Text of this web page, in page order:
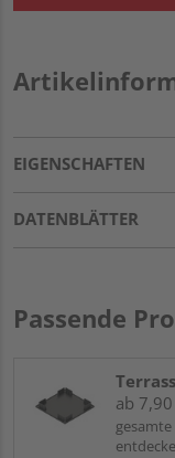
EIGENSCHAFTEN
DATENBLÄTTER
Passende
ab